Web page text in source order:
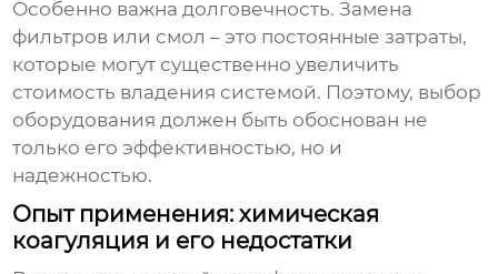
Особенно важна долговечность. Замена
фильтров или смол – это постоянные затраты,
которые могут существенно увеличить
стоимость владения системой. Поэтому, выбор
оборудования должен быть обоснован не
только его эффективностью, но и
надежностью.
Опыт применения: химическая
коагуляция и его недостатки